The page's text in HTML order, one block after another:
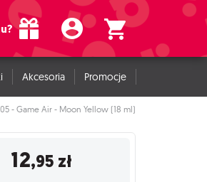
Akcesoria Promocje
- Game Air - Moon Yellow (18 ml)
12,95 zł